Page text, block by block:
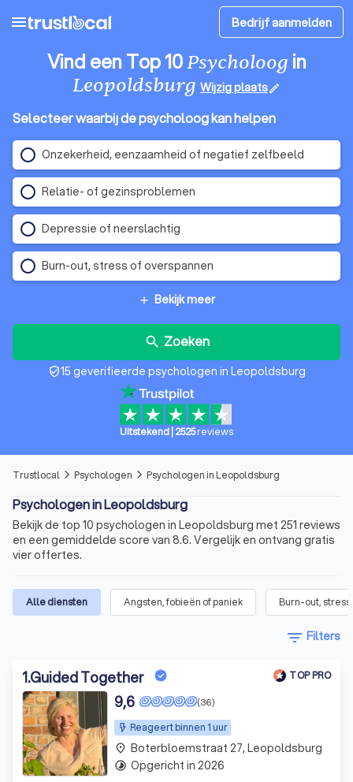
menu Bedrijf aanmelden
Vind een Top 10Psycholoog in
Leopoldsburg Wijzig plaatsedit
Selecteer waarbij de psycholoog kan helpen
Onzekerheid, eenzaamheid of negatief zelfbeeld
Relatie- of gezinsproblemen
Depressie of neerslachtig
Burn-out, stress of overspannen
add Bekijk meer
search Zoeken
verified_user15 geverifieerde psychologen in Leopoldsburg
Uitstekend 2525reviews
Trustlocal arrow_forward_ios Psychologen arrow_forward_ios Psychologen in Leopoldsburg
Psychologen in Leopoldsburg
Bekijk de top 10 psychologen in Leopoldsburg met 251 reviews
en een gemiddelde score van 8.6. Vergelijk en ontvang gratis
vier offertes.
Alle diensten Angsten, fobieën of paniek Burn-out,
filter_list Filters
1.Guided Together TOP PRO
Reageert binnen 1 uur
(36)
9,6
place Boterbloemstraat 27, Leopoldsburg
timelapse Opgericht in 2026